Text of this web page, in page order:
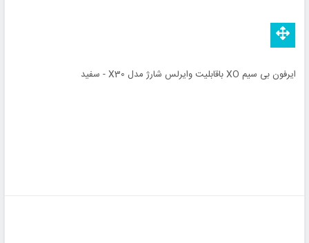
ایرفون بی سیم XO باقابلیت وایرلس شارژ مدل X30 - سفید